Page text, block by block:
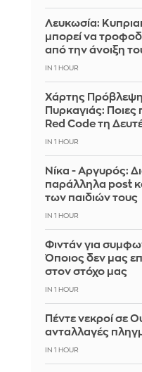
Λευκωσία:
μπορεί να
από την άνοιξη
IN 1 HOUR
Χάρτης
Πυρκαγιάς: Ποιες
Red Code τη
IN 1 HOUR
Νίκα - Αργυρός:
παράλληλα post
των παιδιών τους
IN 1 HOUR
Φιντάν για
Όποιος δεν μας
στον στόχο μας
IN 1 HOUR
Πέντε νεκροί σε
ανταλλαγές
IN 1 HOUR